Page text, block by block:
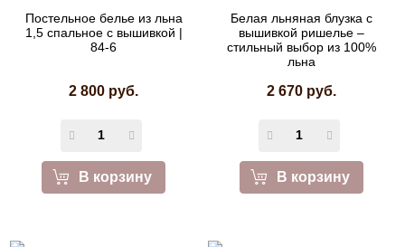
Постельное белье из льна
1,5 спальное с вышивкой |
84-6
2 800 руб.
В корзину
Белая льняная блузка с
вышивкой ришелье –
стильный выбор из 100%
льна
2 670 руб.
В корзину